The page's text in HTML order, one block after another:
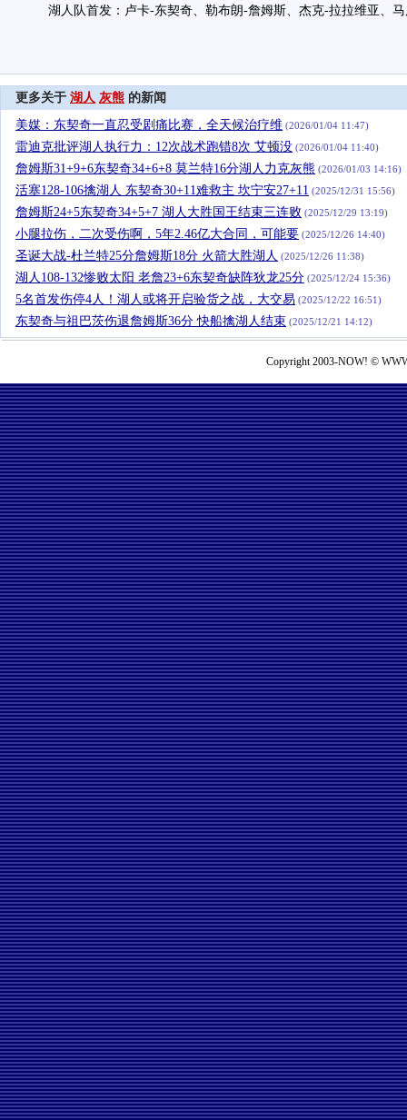
湖人队首发：卢卡-东契奇、勒布朗-詹姆斯、杰克-拉拉维亚、马
更多关于 湖人 灰熊 的新闻
美媒：东契奇一直忍受剧痛比赛，全天候治疗维 (2026/01/04 11:47)
雷迪克批评湖人执行力：12次战术跑错8次 艾顿没 (2026/01/04 11:40)
詹姆斯31+9+6东契奇34+6+8 莫兰特16分湖人力克灰熊 (2026/01/03 14:16)
活塞128-106擒湖人 东契奇30+11难救主 坎宁安27+11 (2025/12/31 15:56)
詹姆斯24+5东契奇34+5+7 湖人大胜国王结束三连败 (2025/12/29 13:19)
小腿拉伤，二次受伤啊，5年2.46亿大合同，可能要 (2025/12/26 14:40)
圣诞大战-杜兰特25分詹姆斯18分 火箭大胜湖人 (2025/12/26 11:38)
湖人108-132惨败太阳 老詹23+6东契奇缺阵狄龙25分 (2025/12/24 15:36)
5名首发伤停4人！湖人或将开启验货之战，大交易 (2025/12/22 16:51)
东契奇与祖巴茨伤退詹姆斯36分 快船擒湖人结束 (2025/12/21 14:12)
Copyright 2003-NOW! ©